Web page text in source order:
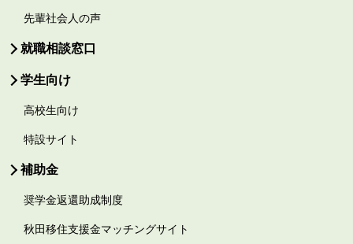
先輩社会人の声
就職相談窓口
学生向け
高校生向け
特設サイト
補助金
奨学金返還助成制度
秋田移住支援金マッチングサイト